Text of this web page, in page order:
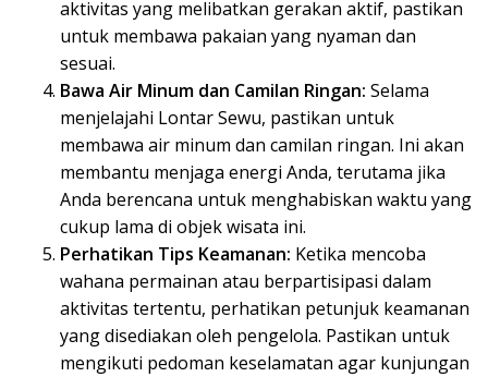
aktivitas yang melibatkan gerakan aktif, pastikan
untuk membawa pakaian yang nyaman dan
sesuai.
Bawa Air Minum dan Camilan Ringan: Selama
menjelajahi Lontar Sewu, pastikan untuk
membawa air minum dan camilan ringan. Ini akan
membantu menjaga energi Anda, terutama jika
Anda berencana untuk menghabiskan waktu yang
cukup lama di objek wisata ini.
Perhatikan Tips Keamanan: Ketika mencoba
wahana permainan atau berpartisipasi dalam
aktivitas tertentu, perhatikan petunjuk keamanan
yang disediakan oleh pengelola. Pastikan untuk
mengikuti pedoman keselamatan agar kunjungan